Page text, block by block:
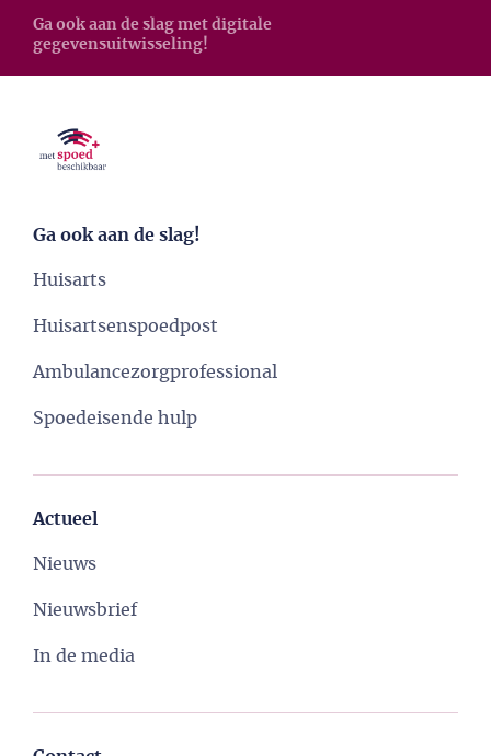
Ga ook aan de slag met digitale
gegevensuitwisseling!
Ga ook aan de slag!
Huisarts
Huisartsenspoedpost
Ambulancezorgprofessional
Spoedeisende hulp
Actueel
Nieuws
Nieuwsbrief
In de media